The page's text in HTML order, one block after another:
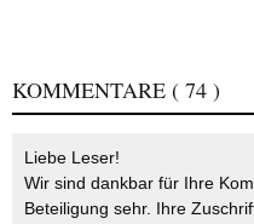
KOMMENTARE ( 74 )
Liebe Leser!
Wir sind dankbar für Ihre
Beteiligung sehr. Ihre